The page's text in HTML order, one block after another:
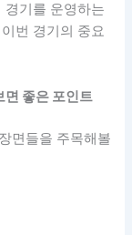
경기를 운영하는
번 경기의 중요
면 좋은 포인트
면들을 주목해볼